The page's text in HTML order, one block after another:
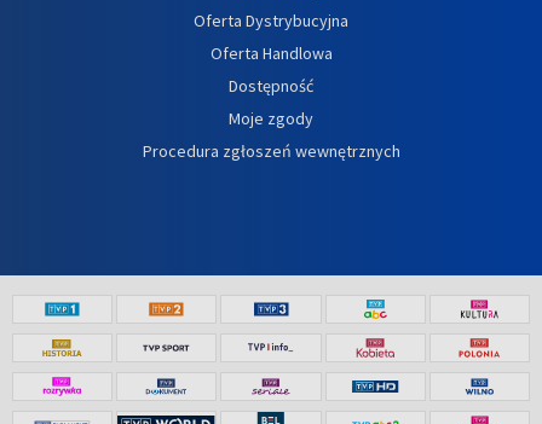
Oferta Dystrybucyjna
Oferta Handlowa
Dostępność
Moje zgody
Procedura zgłoszeń wewnętrznych